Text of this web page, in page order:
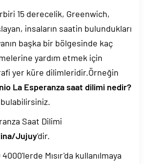
15 derecelik, Greenwich,
insaların saatin bulundukları
başka bir bölgesinde kaç
yardım etmek için
yer küre dilimleridir.Örneğin
La Esperanza saat dilimi nedir?
Saat Dilimi
Jujuy'dir.
Mısır'da kullanılmaya